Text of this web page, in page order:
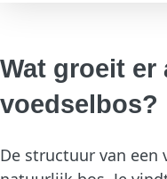
Wat groeit er
voedselbos?
De structuur van een